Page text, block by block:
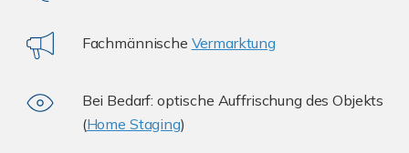
Fachmännische Vermarktung
Bei Bedarf: optische Auffrischung des Objekts
(Home Staging)